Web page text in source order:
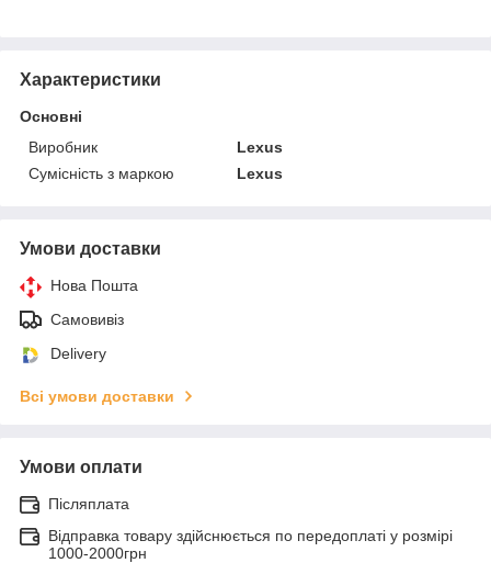
Характеристики
Основні
Виробник
Lexus
Сумісність з маркою
Lexus
Умови доставки
Нова Пошта
Самовивіз
Delivery
Всі умови доставки
Умови оплати
Післяплата
Відправка товару здійснюється по передоплаті у розмірі
1000-2000грн